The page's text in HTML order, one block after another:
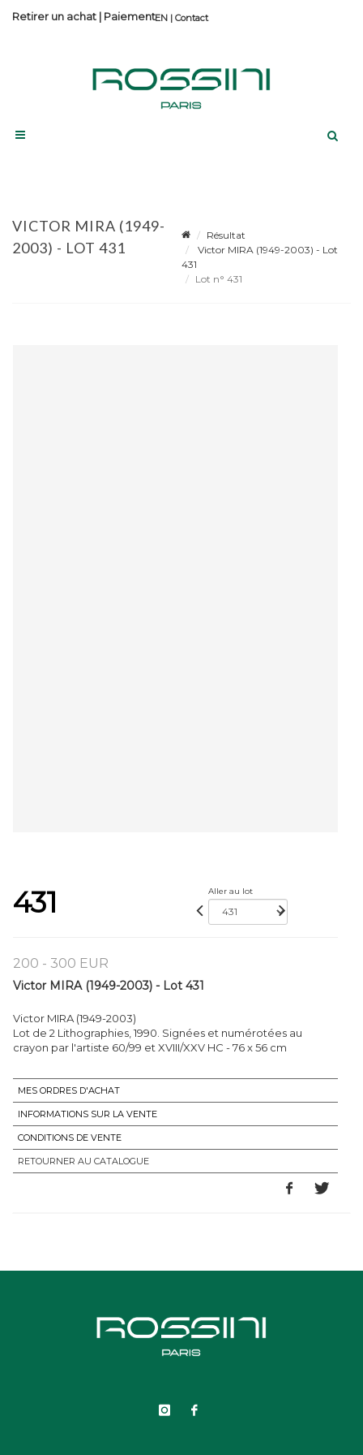
Contact
Retirer un achat | Paiement
VICTOR MIRA (1949-
2003) - LOT 431
Résultat
Victor MIRA (1949-2003) - Lot
431
Lot n° 431
431 Aller au lot
200 - 300 EUR
Victor MIRA (1949-2003) - Lot 431
Victor MIRA (1949-2003)
Lot de 2 Lithographies, 1990. Signées et numérotées au
crayon par l'artiste 60/99 et XVIII/XXV HC - 76 x 56 cm
MES ORDRES D'ACHAT
INFORMATIONS SUR LA VENTE
CONDITIONS DE VENTE
RETOURNER AU CATALOGUE